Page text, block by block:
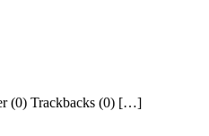
(0) Trackbacks (0) […]